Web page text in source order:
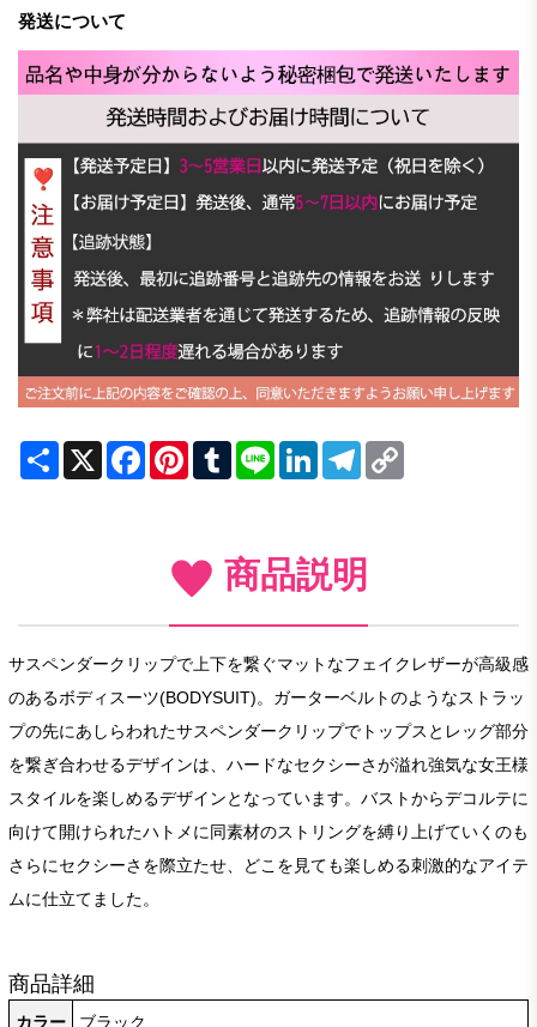
発送について
Share X FacebookPinterestTumblrLine LinkedInTelegram
商品説明
サスペンダークリップで上下を繋ぐマットなフェイクレザーが高級感
のあるボディスーツ(BODYSUIT)。ガーターベルトのようなストラッ
プの先にあしらわれたサスペンダークリップでトップスとレッグ部分
を繋ぎ合わせるデザインは、ハードなセクシーさが溢れ強気な女王様
スタイルを楽しめるデザインとなっています。バストからデコルテに
向けて開けられたハトメに同素材のストリングを縛り上げていくのも
さらにセクシーさを際立たせ、どこを見ても楽しめる刺激的なアイテ
ムに仕立てました。
商品詳細
カラー ブラック